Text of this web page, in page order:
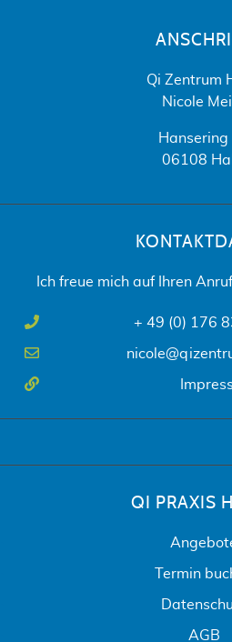
Qi Zentrum
Nicole
Hansering
06108
Ich freue mich auf Ihren
+ 49 (0) 176
QI PRAXIS
Termin
AGB